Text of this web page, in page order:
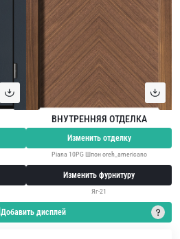
ВНУТРЕННЯЯ ОТДЕЛКА
Изменить отделку
Piana 10PG Шпон oreh_americano
Изменить фурнитуру
Яг-21
Добавить дисплей